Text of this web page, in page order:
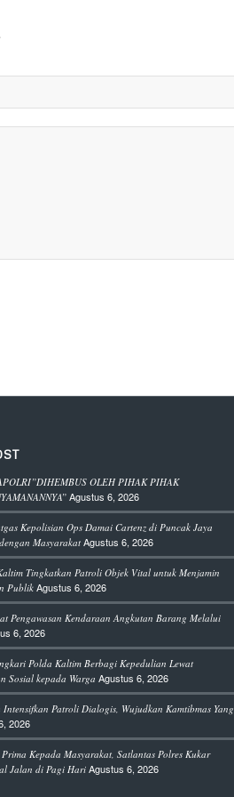
OLEH PIHAK PIHAK
Agustus 6, 2026
Kepolisian Ops Damai Cartenz di Puncak Jaya
Masyarakat Agustus 6, 2026
Tingkatkan Patroli Objek Vital untuk Menjamin
Publik Agustus 6, 2026
Pengawasan Kendaraan Angkutan Barang Melalui
6, 2026
Polda Kaltim Berbagi Kepedulian Lewat
Sosial kepada Warga Agustus 6, 2026
Intensifkan Patroli Dialogis, Wujudkan Kamtibmas Yang
2026
Kepada Masyarakat, Satlantas Polres Kukar
Jalan di Pagi Hari Agustus 6, 2026